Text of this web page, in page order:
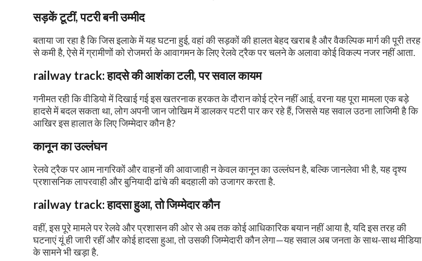
सड़कें टूटीं, पटरी बनी उम्मीद
बताया जा रहा है कि जिस इलाके में यह घटना हुई, वहां की सड़कों की हालत बेहद खराब है और वैकल्पिक मार्ग की पूरी तरह
से कमी है, ऐसे में ग्रामीणों को रोजमर्रा के आवागमन के लिए रेलवे ट्रैक पर चलने के अलावा कोई विकल्प नजर नहीं आता.
railway track: हादसे की आशंका टली, पर सवाल कायम
गनीमत रही कि वीडियो में दिखाई गई इस खतरनाक हरकत के दौरान कोई ट्रेन नहीं आई, वरना यह पूरा मामला एक बड़े
हादसे में बदल सकता था, लोग अपनी जान जोखिम में डालकर पटरी पार कर रहे हैं, जिससे यह सवाल उठना लाजिमी है कि
आखिर इस हालात के लिए जिम्मेदार कौन है?
कानून का उल्लंघन
रेलवे ट्रैक पर आम नागरिकों और वाहनों की आवाजाही न केवल कानून का उल्लंघन है, बल्कि जानलेवा भी है, यह दृश्य
प्रशासनिक लापरवाही और बुनियादी ढांचे की बदहाली को उजागर करता है.
railway track:हादसा हुआ, तो जिम्मेदार कौन
वहीं, इस पूरे मामले पर रेलवे और प्रशासन की ओर से अब तक कोई आधिकारिक बयान नहीं आया है, यदि इस तरह की
घटनाएं यूं ही जारी रहीं और कोई हादसा हुआ, तो उसकी जिम्मेदारी कौन लेगा—यह सवाल अब जनता के साथ-साथ मीडिया
के सामने भी खड़ा है.